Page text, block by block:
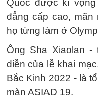
Quốc được kì
đẳng cấp cao,
họ từng làm ở
Ông Sha Xiaolan -
diễn của lễ khai
Bắc Kinh 2022 - là
màn ASIAD 19.